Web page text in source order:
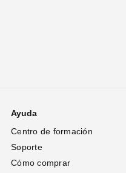
Ayuda
Centro de formación
Soporte
Cómo comprar